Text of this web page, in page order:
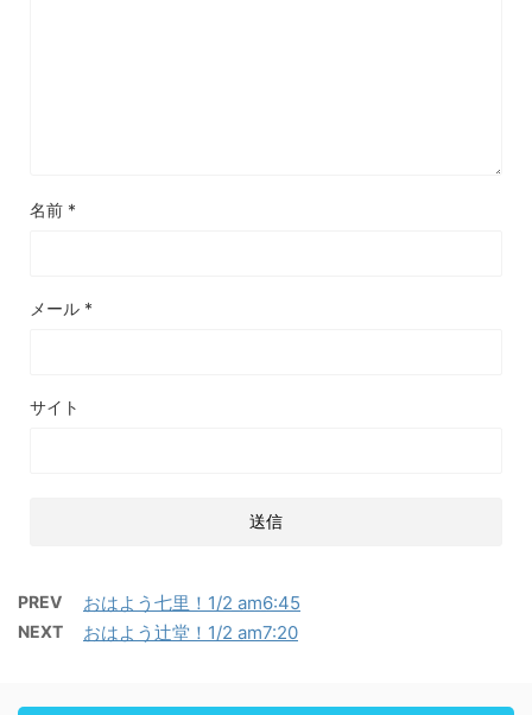
名前 *
メール *
サイト
PREV おはよう七里！1/2 am6:45
NEXT おはよう辻堂！1/2 am7:20